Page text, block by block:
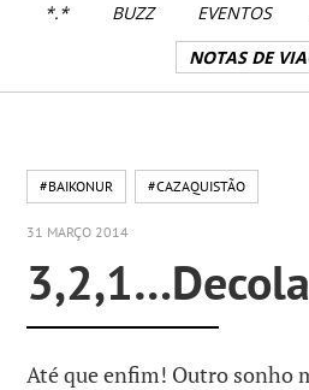
*.* BUZZ EVENTOS
NOTAS DE
#BAIKONUR #CAZAQUISTÃO
31 MARÇO 2014
Até que enfim! Outro sonho